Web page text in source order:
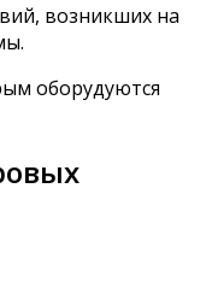
возникших на
оборудуются